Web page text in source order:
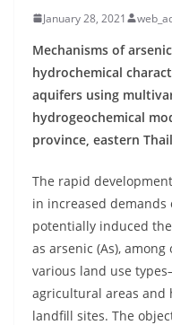
January 28, 2021
Mechanisms of
hydrochemical
aquifers using
hydrogeochemical
province, eastern
The rapid
in increased demands
potentially induced
as arsenic (As), among
various land use
agricultural areas and
landfill sites. The